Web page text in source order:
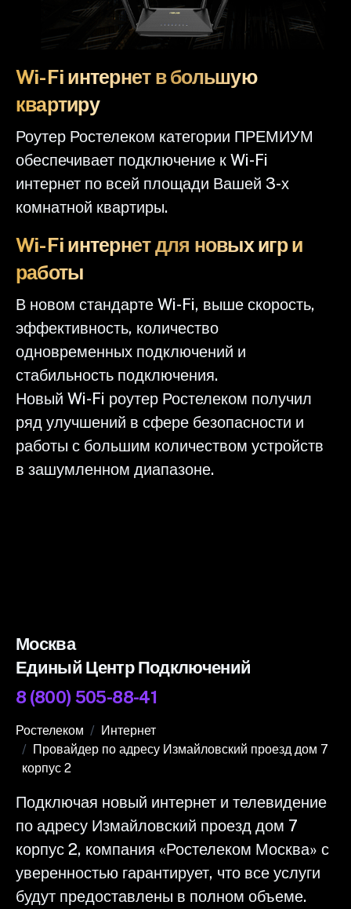
Wi-Fi интернет в большую
квартиру
Роутер Ростелеком категории ПРЕМИУМ
обеспечивает подключение к Wi-Fi
интернет по всей площади Вашей 3-х
комнатной квартиры.
Wi-Fi интернет для новых игр и
работы
В новом стандарте Wi-Fi, выше скорость,
эффективность, количество
одновременных подключений и
стабильность подключения.
Новый Wi-Fi роутер Ростелеком получил
ряд улучшений в сфере безопасности и
работы с большим количеством устройств
в зашумленном диапазоне.
Москва
Единый Центр Подключений
8 (800) 505-88-41
Ростелеком
Интернет
Провайдер по адресу Измайловский проезд дом 7
корпус 2
Подключая новый интернет и телевидение
по адресу Измайловский проезд дом 7
корпус 2, компания «Ростелеком Москва» с
уверенностью гарантирует, что все услуги
будут предоставлены в полном объеме.